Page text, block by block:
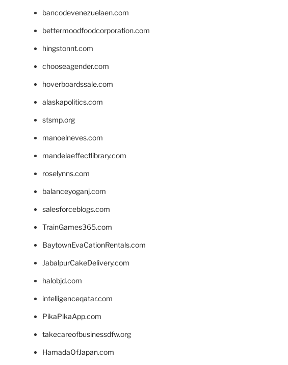
bancodevenezuelaen.com
bettermoodfoodcorporation.com
hingstonnt.com
chooseagender.com
hoverboardssale.com
alaskapolitics.com
stsmp.org
manoelneves.com
mandelaeffectlibrary.com
roselynns.com
balanceyoganj.com
salesforceblogs.com
TrainGames365.com
BaytownEvaCationRentals.com
JabalpurCakeDelivery.com
halobjd.com
intelligenceqatar.com
PikaPikaApp.com
takecareofbusinessdfw.org
HamadaOfJapan.com